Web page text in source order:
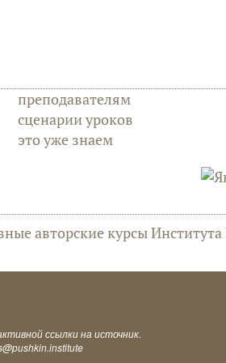
преподавателям
сценарии уроков
это уже знаем
авторские курсы
ссылки на источник.